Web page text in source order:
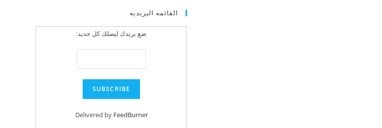
القائمه البريديه
ضع بريدك ليصلك كل جديد:
Delivered by FeedBurner